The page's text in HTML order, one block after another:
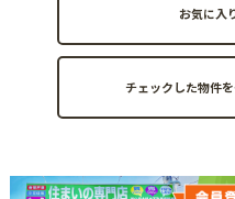
お気に入